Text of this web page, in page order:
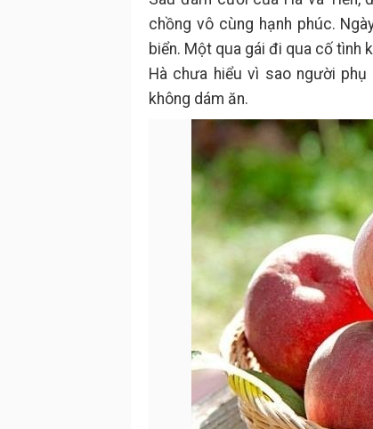
chồng vô cùng hạnh phúc.
biển. Một qua gái đi qua cố tình
Hà chưa hiểu vì sao người
không dám ăn.